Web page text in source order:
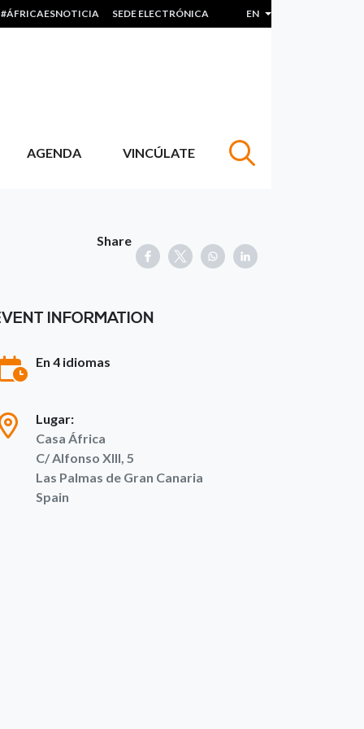
#ÁFRICAESNOTICIA SEDE ELECTRÓNICA EN List additional actions
AGENDA VINCÚLATE
Share
INFORMATION
En 4 idiomas
Lugar:
Casa África
C/ Alfonso XIII, 5
Las Palmas de Gran Canaria
Spain